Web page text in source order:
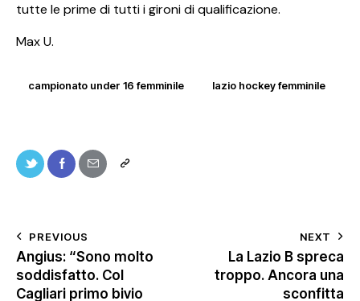
tutte le prime di tutti i gironi di qualificazione.
Max U.
campionato under 16 femminile lazio hockey femminile
PREVIOUS
Angius: “Sono molto
soddisfatto. Col
Cagliari primo bivio
NEXT
La Lazio B spreca
troppo. Ancora una
sconfitta